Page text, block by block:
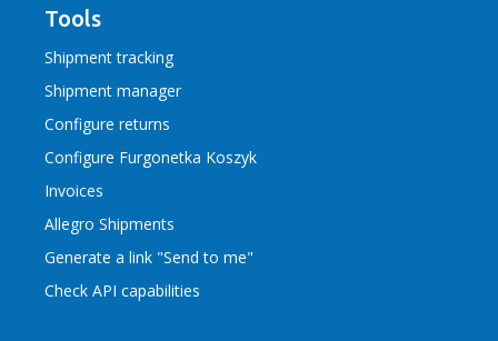
Tools
Shipment tracking
Shipment manager
Configure returns
Configure Furgonetka Koszyk
Invoices
Allegro Shipments
Generate a link "Send to me"
Check API capabilities